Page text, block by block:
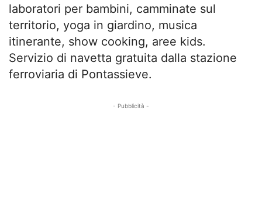
laboratori per bambini, camminate sul
territorio, yoga in giardino, musica
itinerante, show cooking, aree kids.
Servizio di navetta gratuita dalla stazione
ferroviaria di Pontassieve.
- Pubblicità -